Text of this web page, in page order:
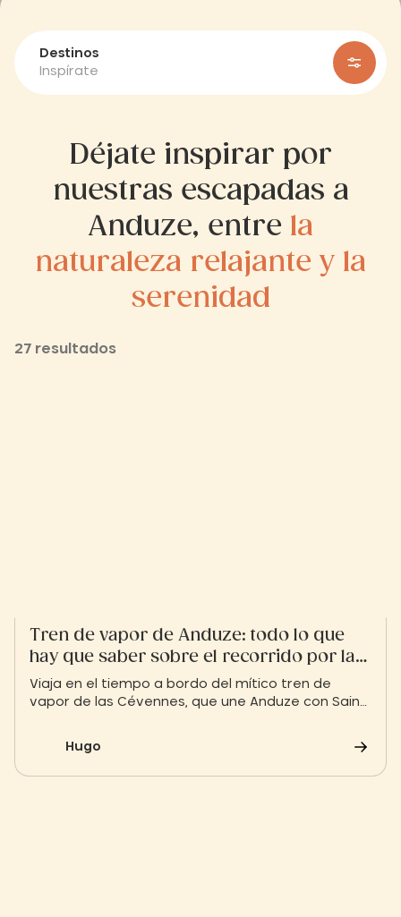
Destinos
Inspírate
Déjate inspirar por
nuestras escapadas a
Anduze, entre la
naturaleza relajante y la
serenidad
27 resultados
Tren de vapor de Anduze: todo lo que
hay que saber sobre el recorrido por las
Cévennes
Viaja en el tiempo a bordo del mítico tren de
vapor de las Cévennes, que une Anduze con Saint-
Cévennes mientras atraviesas viaductos, túneles
y valles vírgenes.
Hugo